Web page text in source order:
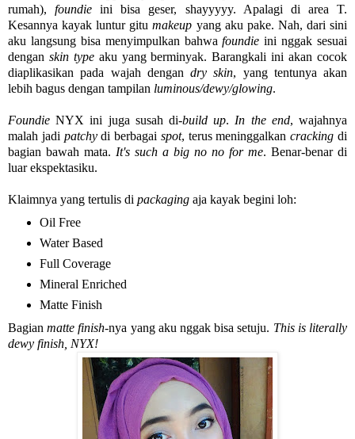
rumah),foundie ini bisa geser, shayyyyy. Apalagi di area T.
Kesannya kayak luntur gitumakeup yang aku pake. Nah, dari sini
aku langsung bisa menyimpulkan bahwafoundie ini nggak sesuai
dengan skin typeaku yang berminyak. Barangkali ini akan cocok
diaplikasikan pada wajah dengan dry skin, yang tentunya akan
lebih bagus dengan tampilan luminous/dewy/glowing.
Foundie NYX ini juga susah di-build up.In the end, wajahnya
malah jadi patchydi berbagai spot, terus meninggalkancracking di
bagian bawah mata. It's such a big no no for me. Benar-benar di
luar ekspektasiku.
Klaimnya yang tertulis di packaging aja kayak begini loh:
Oil Free
Water Based
Full Coverage
Mineral Enriched
Matte Finish
Bagianmatte finish-nya yang aku nggak bisa setuju. This is literally
dewy finish, NYX!